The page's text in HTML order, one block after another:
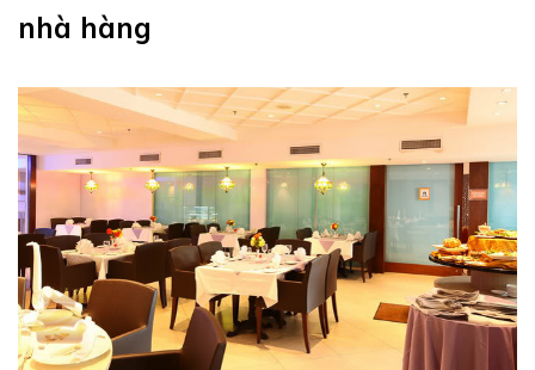
nhà hàng